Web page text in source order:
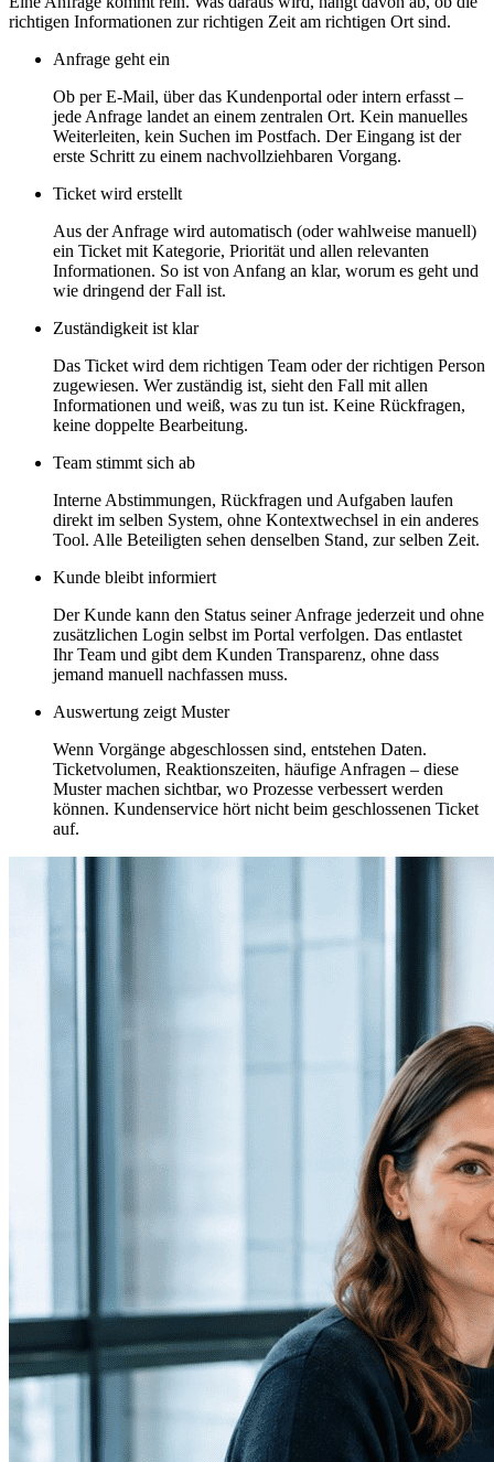
richtigen Informationen zur richtigen Zeit am richtigen Ort sind.
Anfrage geht ein
Ob per E-Mail, über das Kundenportal oder intern erfasst –
jede Anfrage landet an einem zentralen Ort. Kein manuelles
Weiterleiten, kein Suchen im Postfach. Der Eingang ist der
erste Schritt zu einem nachvollziehbaren Vorgang.
Ticket wird erstellt
Aus der Anfrage wird automatisch (oder wahlweise manuell)
ein Ticket mit Kategorie, Priorität und allen relevanten
Informationen. So ist von Anfang an klar, worum es geht und
wie dringend der Fall ist.
Zuständigkeit ist klar
Das Ticket wird dem richtigen Team oder der richtigen Person
zugewiesen. Wer zuständig ist, sieht den Fall mit allen
Informationen und weiß, was zu tun ist. Keine Rückfragen,
keine doppelte Bearbeitung.
Team stimmt sich ab
Interne Abstimmungen, Rückfragen und Aufgaben laufen
direkt im selben System, ohne Kontextwechsel in ein anderes
Tool. Alle Beteiligten sehen denselben Stand, zur selben Zeit.
Kunde bleibt informiert
Der Kunde kann den Status seiner Anfrage jederzeit und ohne
zusätzlichen Login selbst im Portal verfolgen. Das entlastet
Ihr Team und gibt dem Kunden Transparenz, ohne dass
jemand manuell nachfassen muss.
Auswertung zeigt Muster
Wenn Vorgänge abgeschlossen sind, entstehen Daten.
Ticketvolumen, Reaktionszeiten, häufige Anfragen – diese
Muster machen sichtbar, wo Prozesse verbessert werden
können. Kundenservice hört nicht beim geschlossenen Ticket
auf.